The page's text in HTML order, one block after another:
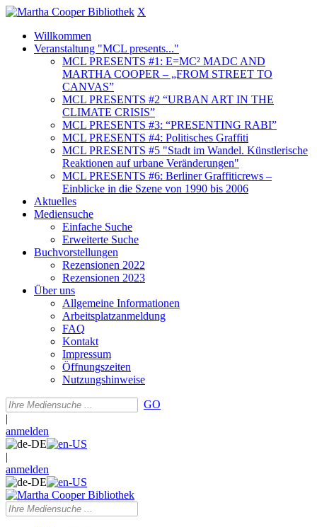
X
Willkommen
Veranstaltung "MCL presents..."
MCL PRESENTS #1: E=MC² MADC AND
MARTHA COOPER – „FROM STREET TO
CANVAS”
MCL PRESENTS #2 “URBAN ART IN THE
CLIMATE CRISIS”
MCL PRESENTS #3: “PRESENTING RABI”
MCL PRESENTS #4: Politisches Graffiti
MCL PRESENTS #5 "Stadt im Wandel. Künstlerische
Reaktionen auf urbane Veränderungen"
MCL PRESENTS #6: Berliner Graffiticrews –
Einblicke in die Szene von 1990 bis 2006
Aktuelles
Mediensuche
Einfache Suche
Erweiterte Suche
Buchvorstellungen
Rezensionen 2022
Rezensionen 2023
Über uns
Allgemeine Informationen
Arbeitsplatzanmeldung
FAQ
Kontakt
Impressum
Öffnungszeiten
Nutzungshinweise
GO
|
anmelden
|
anmelden